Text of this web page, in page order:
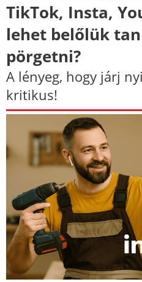
TikTok, Insta,
lehet belőlük
pörgetni?
A lényeg, hogy járj
kritikus!